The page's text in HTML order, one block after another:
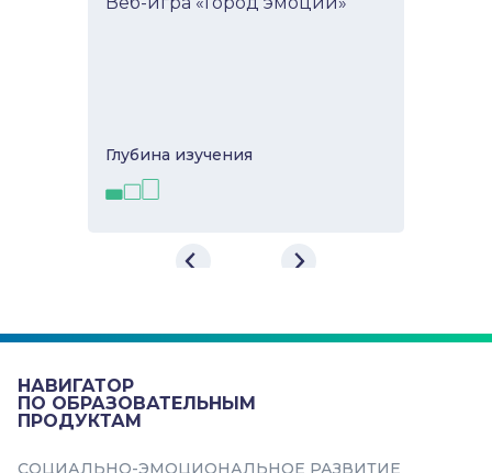
Глубина изучeния
Веб-игра «Город эмоций»
Навыки
НАВИГАТОР
ПО ОБРАЗОВАТЕЛЬНЫМ
ПРОДУКТАМ
СОЦИАЛЬНО-ЭМОЦИОНАЛЬНОЕ РАЗВИТИЕ